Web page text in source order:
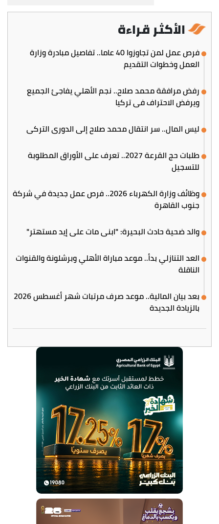
الأكثر قراءة
فرص عمل لمن تجاوزوا 40 عاما.. تفاصيل مبادرة وزارة
العمل وخطوات التقديم
رفض مرافقة محمد صلاح.. نجم الأهلي يفاجئ الجميع
ويرفض الاحتراف في تركيا
ليس المال.. سر انتقال محمد صلاح إلى الدوري التركي
طلبات حج القرعة 2027.. تعرف على الأوراق المطلوبة
للتسجيل
وظائف وزارة الكهرباء 2026.. فرص عمل جديدة في شركة
جنوب القاهرة
والد ضحية حادث البحيرة: "ابني مات على إيد مستهتر"
العد التنازلي بدأ.. موعد مباراة الأهلي وبرشلونة والقنوات
الناقلة
بعد بيان المالية.. موعد صرف مرتبات شهر أغسطس 2026
بالزيادة الجديدة